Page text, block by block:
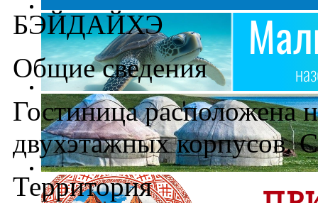
БЭЙДАЙХЭ
Общие сведения
Гостиница расположена
двухэтажных корпусов.
Территория